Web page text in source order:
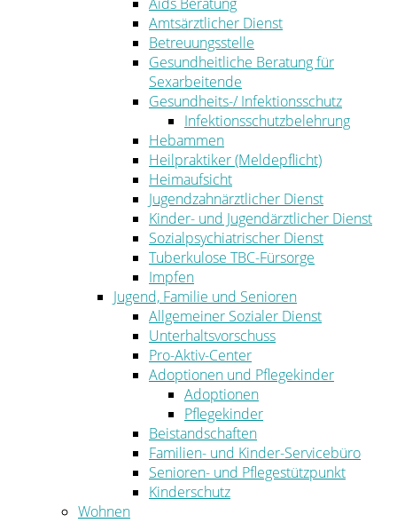
Amtsärztlicher Dienst
Betreuungsstelle
Gesundheitliche Beratung für
Sexarbeitende
Gesundheits-/ Infektionsschutz
Infektionsschutzbelehrung
Hebammen
Heilpraktiker (Meldepflicht)
Heimaufsicht
Jugendzahnärztlicher Dienst
Kinder- und Jugendärztlicher Dienst
Sozialpsychiatrischer Dienst
Tuberkulose TBC-Fürsorge
Impfen
Jugend, Familie und Senioren
Allgemeiner Sozialer Dienst
Unterhaltsvorschuss
Pro-Aktiv-Center
Adoptionen und Pflegekinder
Adoptionen
Pflegekinder
Beistandschaften
Familien- und Kinder-Servicebüro
Senioren- und Pflegestützpunkt
Kinderschutz
Wohnen